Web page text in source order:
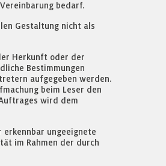
bedarf.
Gestaltung nicht als
Herkunft oder der
Bestimmungen
aufgegeben werden.
beim Leser den
wird dem
ungeeignete
im Rahmen der durch